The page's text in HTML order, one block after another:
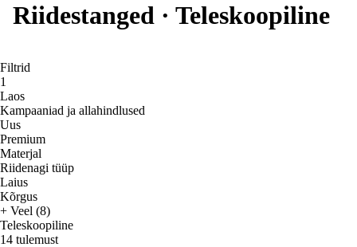
Riidestanged · Teleskoopiline
Filtrid
1
Laos
Kampaaniad ja allahindlused
Uus
Premium
Materjal
Riidenagi tüüp
Laius
Kõrgus
+ Veel (8)
Teleskoopiline
14 tulemust